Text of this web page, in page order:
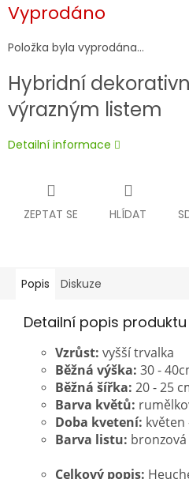
cena:
Vyprodáno
Položka byla vyprodána…
Hybridní
výrazným listem
Detailní informace
ZEPTAT SE HLÍDAT
Popis Diskuze
Detailní popis produktu
Vzrůst: vyšší trvalka
Běžná výška: 30 -
Běžná šířka: 20
Barva květů:
Doba kvetení: květen
Barva listu:
Celkový popis: